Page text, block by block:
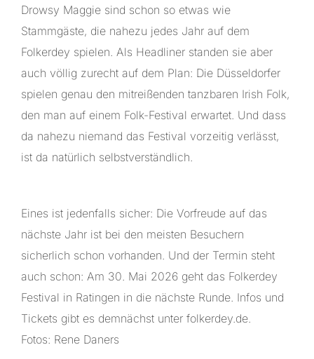
Drowsy Maggie sind schon so etwas wie
Stammgäste, die nahezu jedes Jahr auf dem
Folkerdey spielen. Als Headliner standen sie aber
auch völlig zurecht auf dem Plan: Die Düsseldorfer
spielen genau den mitreißenden tanzbaren Irish Folk,
den man auf einem Folk-Festival erwartet. Und dass
da nahezu niemand das Festival vorzeitig verlässt,
ist da natürlich selbstverständlich.
Eines ist jedenfalls sicher: Die Vorfreude auf das
nächste Jahr ist bei den meisten Besuchern
sicherlich schon vorhanden. Und der Termin steht
auch schon: Am 30. Mai 2026 geht das Folkerdey
Festival in Ratingen in die nächste Runde. Infos und
Tickets gibt es demnächst unter folkerdey.de.
Fotos: Rene Daners